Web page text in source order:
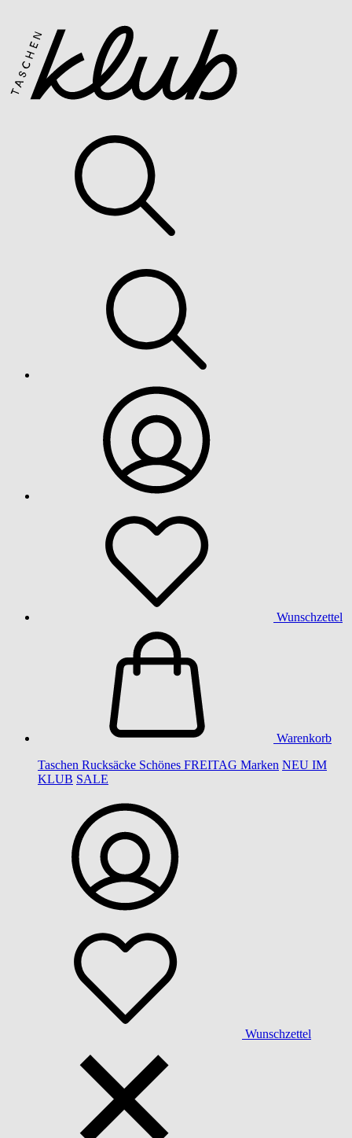
Wunschzettel
Warenkorb
Taschen Rucksäcke Schönes FREITAG Marken NEU IM
KLUB SALE
Wunschzettel